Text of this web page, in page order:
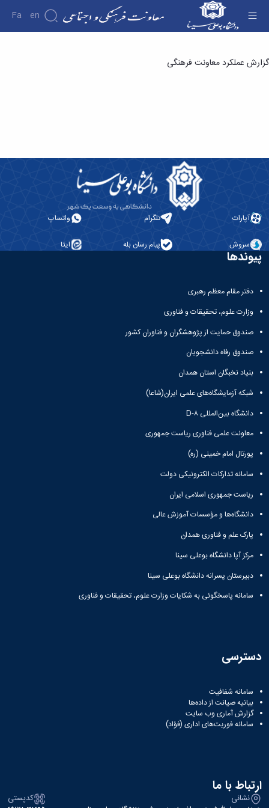
Fa En
درباره
ساختار
فرهنگی
اجتماعی
مدیر
پشتیبانی
فرهنگی
اجتماعی
گزارش عملکرد معاونت فرهنگی
آپارات تلگرام واتساپ
سروش پیام رسان بله ایتا
پیوندها
دفتر مقام معظم رهبری
وزارت علوم، تحقیقات و فناوری
صندوق حمایت از پژوهشگران و فناوران کشور
صندوق رفاه دانشجویان
بنیاد نخبگان استان همدان
شبکه آزمایشگاه‌های علمی ایران(شاعا)
دانشگاه بین‌المللی D-۸
معاونت علمی فناوری ریاست جمهوری
پورتال امام خمینی (ره)
سامانه تدارکات الکترونیکی دولت
ریاست جمهوری اسلامی ایران
دانشگاه‌ها و مؤسسات آموزش عالی
پارک علم و فناوری همدان
مرکز آپا دانشگاه بوعلی سینا
دبیرستان پسرانه دانشگاه بوعلی سینا
سامانه پاسخگوئی به شکایات وزارت علوم، تحقیقات و فناوری
دسترسی
سامانه شفافیت
بیانیه صیانت از داده‌ها
گزارش آماری وب‌ سایت
سامانه فوریت‌های اداری (فؤاد)
ارتباط با ما
نشانی کدپستی